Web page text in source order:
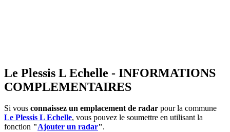
Le Plessis L Echelle - INFORMATIONS
COMPLEMENTAIRES
Si vous connaissez un emplacement de radar pour la commune
Le Plessis L Echelle, vous pouvez le soumettre en utilisant la
fonction "Ajouter un radar".